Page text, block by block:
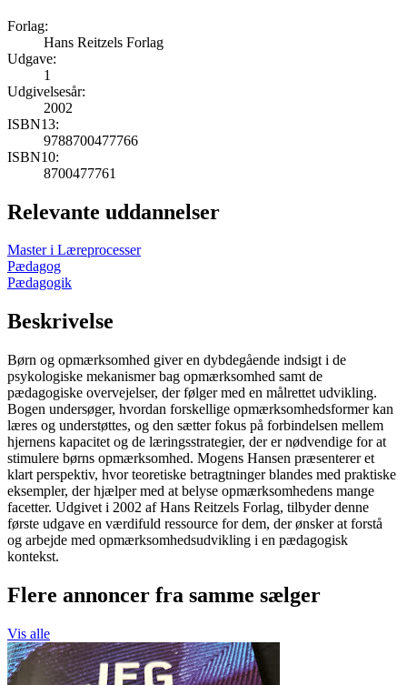
Forlag:
Hans Reitzels Forlag
Udgave:
1
Udgivelsesår:
2002
ISBN13:
9788700477766
ISBN10:
8700477761
Relevante uddannelser
Master i Læreprocesser
Pædagog
Pædagogik
Beskrivelse
Børn og opmærksomhed giver en dybdegående indsigt i de
psykologiske mekanismer bag opmærksomhed samt de
pædagogiske overvejelser, der følger med en målrettet udvikling.
Bogen undersøger, hvordan forskellige opmærksomhedsformer kan
læres og understøttes, og den sætter fokus på forbindelsen mellem
hjernens kapacitet og de læringsstrategier, der er nødvendige for at
stimulere børns opmærksomhed. Mogens Hansen præsenterer et
klart perspektiv, hvor teoretiske betragtninger blandes med praktiske
eksempler, der hjælper med at belyse opmærksomhedens mange
facetter. Udgivet i 2002 af Hans Reitzels Forlag, tilbyder denne
første udgave en værdifuld ressource for dem, der ønsker at forstå
og arbejde med opmærksomhedsudvikling i en pædagogisk
kontekst.
Flere annoncer fra samme sælger
Vis alle